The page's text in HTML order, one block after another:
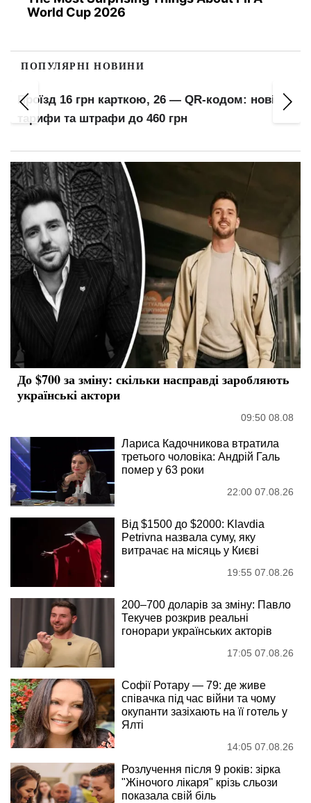
World Cup 2026
ПОПУЛЯРНІ НОВИНИ
Проїзд 16 грн карткою, 26 — QR-кодом: нові
тарифи та штрафи до 460 грн
До $700 за зміну: скільки насправді заробляють
українські актори
09:50 08.08
Лариса Кадочникова втратила
третього чоловіка: Андрій Галь
помер у 63 роки
22:00 07.08.26
Від $1500 до $2000: Klavdia
Petrivna назвала суму, яку
витрачає на місяць у Києві
19:55 07.08.26
200–700 доларів за зміну: Павло
Текучев розкрив реальні
гонорари українських акторів
17:05 07.08.26
Софії Ротару — 79: де живе
співачка під час війни та чому
окупанти зазіхають на її готель у
Ялті
14:05 07.08.26
Розлучення після 9 років: зірка
"Жіночого лікаря" крізь сльози
показала свій біль